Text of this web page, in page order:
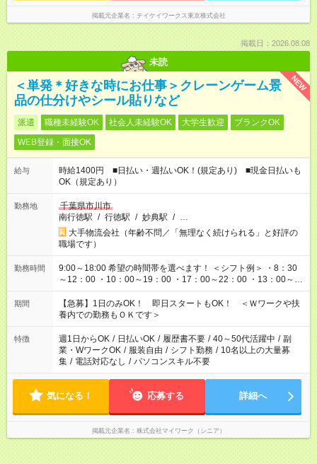
掲載元企業名 テイケイワークス東京株式会社
掲載日：2026.08.08
未読
NEW
＜単発＊好きな時にお仕事＞クレーンゲーム景
品の仕分けやシール貼りなど
派遣 職種未経験OK 社会人未経験OK 大学生歓迎
ブランクOK
WEB登録・面接OK
給与
時給1400円 ■日払い・週払いOK！(規定あり) ■現金日払いも
OK（規定あり）
勤務地
千葉県市川市
南行徳駅 / 行徳駅 / 妙典駅 / …
大手物流会社（年齢不問／「無理なく続けられる」と好評の
職場です）
勤務時間
9:00～18:00 希望の時間帯を選べます！ ＜シフト例＞ ・8：30
～12：00 ・10：00～19：00 ・17：00～22：00 ・13：00～
22：00 ・22：00～翌6：00 など
期間
【急募】1日のみOK！ 即日スタートもOK！ ＜Ｗワークや扶
養内での勤務もＯＫです＞
特徴 週1日からOK / 日払いOK / 履歴書不要 / 40～50代活躍中 / 副
業・WワークOK / 服装自由 / シフト勤務 / 10名以上の大量募
集 / 電話対応なし / パソコンスキル不要
気になる！ 応募する 詳細へ
掲載元企業名 株式会社マイワーク（シニア）